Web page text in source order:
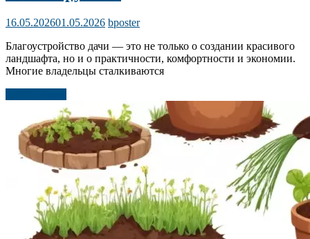
16.05.202601.05.2026 bposter
Благоустройство дачи — это не только о создании красивого
ландшафта, но и о практичности, комфортности и экономии.
Многие владельцы сталкиваются